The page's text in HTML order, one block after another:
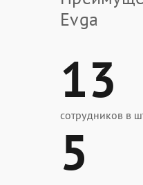
Evga
13
сотрудников в
5